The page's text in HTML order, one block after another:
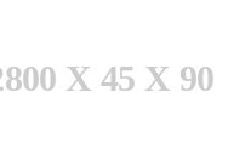
X 45 X 90